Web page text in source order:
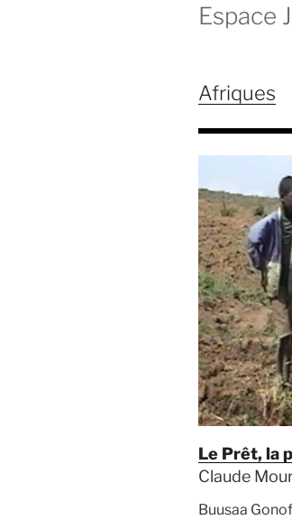
Espace
Afriques
Le Prêt, la
Claude
Buusaa